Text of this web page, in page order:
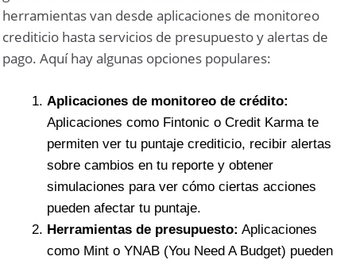
herramientas van desde aplicaciones de monitoreo
crediticio hasta servicios de presupuesto y alertas de
pago. Aquí hay algunas opciones populares:
Aplicaciones de monitoreo de crédito:
Aplicaciones como Fintonic o Credit Karma te
permiten ver tu puntaje crediticio, recibir alertas
sobre cambios en tu reporte y obtener
simulaciones para ver cómo ciertas acciones
pueden afectar tu puntaje.
Herramientas de presupuesto: Aplicaciones
como Mint o YNAB (You Need A Budget) pueden